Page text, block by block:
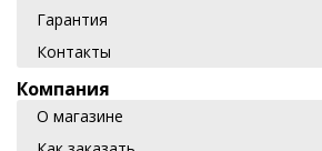
Гарантия
Контакты
Компания
О магазине